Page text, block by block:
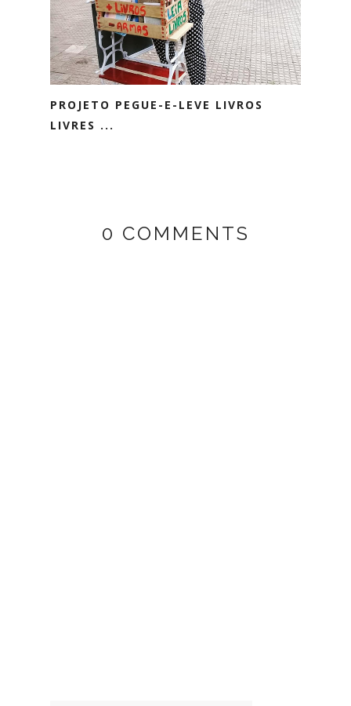
PROJETO PEGUE-E-LEVE LIVROS
LIVRES ...
0 COMMENTS